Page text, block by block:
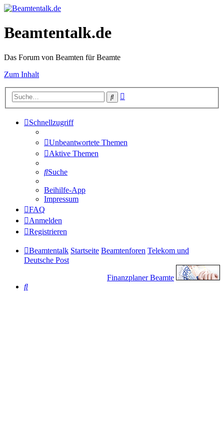
Beamtentalk.de
Das Forum von Beamten für Beamte
Zum Inhalt
Suche
Schnellzugriff
Unbeantwortete Themen
Aktive Themen
Suche
Beihilfe-App
Impressum
FAQ
Anmelden
Registrieren
Beamtentalk Startseite Beamtenforen Telekom und
Deutsche Post
Finanzplaner Beamte
Suche